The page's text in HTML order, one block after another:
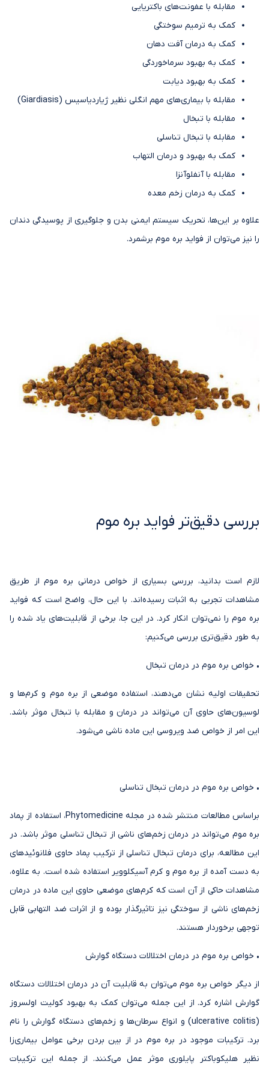
مقابله با عفونت‌های باکتریایی
کمک به ترمیم سوختگی
کمک به درمان آفت دهان
کمک به بهبود سرماخوردگی
کمک به بهبود دیابت
مقابله با بیماری‌های مهم انگلی نظیر ژیاردیاسیس (Giardiasis)
مقابله با تبخال
مقابله با تبخال تناسلی
کمک به بهبود و درمان التهاب
مقابله با آنفلوآنزا
کمک به درمان زخم معده
علاوه بر این‌ها، تحریک سیستم ایمنی بدن و جلوگیری از پوسیدگی دندان
را نیز می‌توان از فواید بره موم برشمرد.
بررسی دقیق‌تر فواید بره موم
لازم است بدانید، بررسی بسیاری از خواص درمانی بره موم از طریق
مشاهدات تجربی به اثبات رسیده‌اند. با این حال، واضح است که فواید
بره موم را نمی‌توان انکار کرد. در این جا، برخی از قابلیت‌های یاد شده را
به طور دقیق‌تری بررسی می‌کنیم:
• خواص بره موم در درمان تبخال
تحقیقات اولیه نشان می‌دهند، استفاده موضعی از بره موم و کرم‌ها و
لوسیون‌های حاوی آن می‌تواند در درمان و مقابله با تبخال موثر باشد.
این امر از خواص ضد ویروسی این ماده ناشی می‌شود.
• خواص بره موم در درمان تبخال تناسلی
براساس مطالعات منتشر شده در مجله Phytomedicine، استفاده از پماد
بره موم می‌تواند در درمان زخم‌های ناشی از تبخال تناسلی موثر باشد. در
این مطالعه، برای درمان تبخال تناسلی از ترکیب پماد حاوی فلانوئیدهای
به دست آمده از بره موم و کرم آسیکلوویر استفاده شده است. به علاوه،
مشاهدات حاکی از آن است که کرم‌های موضعی حاوی این ماده در درمان
زخم‌های ناشی از سوختگی نیز تاثیرگذار بوده و از اثرات ضد التهابی قابل
توجهی برخوردار هستند.
• خواص بره موم در درمان اختلالات دستگاه گوارش
از دیگر خواص بره موم می‌توان به قابلیت آن در درمان اختلالات دستگاه
گوارش اشاره کرد. از این جمله می‌توان کمک به بهبود کولیت اولسروز
(ulcerative colitis) و انواع سرطان‌ها و زخم‌های دستگاه گوارش را نام
برد. ترکیبات موجود در بره موم در از بین بردن برخی عوامل بیماری‌زا
نظیر هلیکوباکتر پایلوری موثر عمل می‌کنند. از جمله این ترکیبات